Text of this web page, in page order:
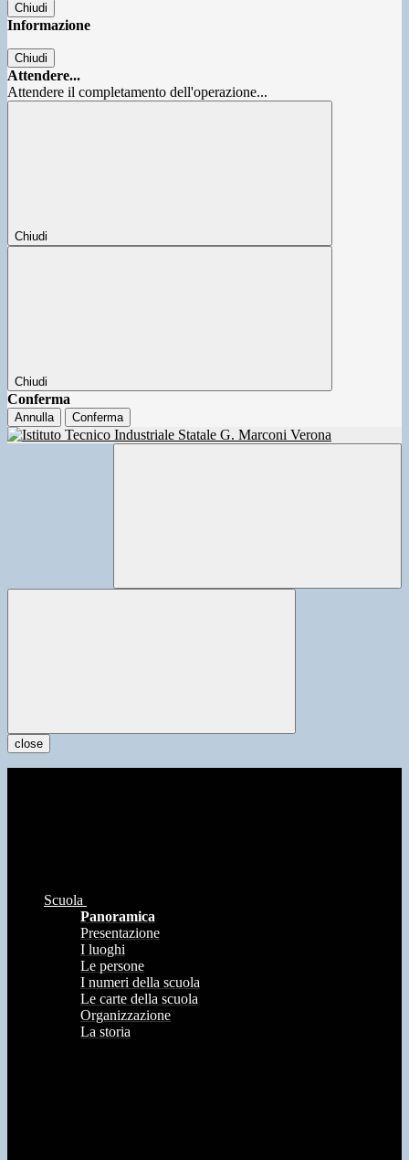
Chiudi
Informazione
Chiudi
Attendere...
Attendere il completamento dell'operazione...
Chiudi
Chiudi
Conferma
Annulla Conferma
close
Scuola
Panoramica
Presentazione
I luoghi
Le persone
I numeri della scuola
Le carte della scuola
Organizzazione
La storia